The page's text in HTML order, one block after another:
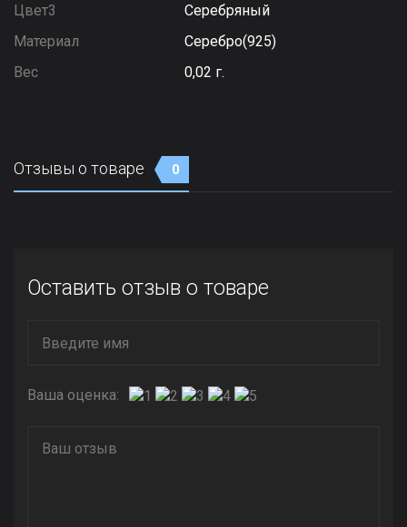
Цвет3
Серебряный
Материал
Серебро(925)
Вес
0,02 г.
Отзывы о товаре 0
Оставить отзыв о товаре
Ваша оценка: